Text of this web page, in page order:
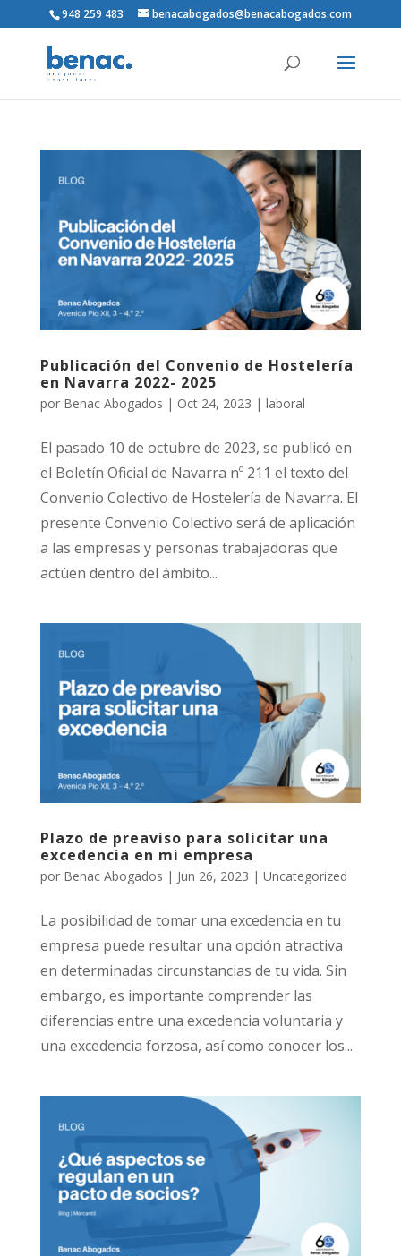
948 259 483 benacabogados@benacabogados.com
Publicación del Convenio de Hostelería
en Navarra 2022- 2025
por Benac Abogados | Oct 24, 2023 | laboral
El pasado 10 de octubre de 2023, se publicó en
el Boletín Oficial de Navarra nº 211 el texto del
Convenio Colectivo de Hostelería de Navarra. El
presente Convenio Colectivo será de aplicación
a las empresas y personas trabajadoras que
actúen dentro del ámbito...
Plazo de preaviso para solicitar una
excedencia en mi empresa
por Benac Abogados | Jun 26, 2023 | Uncategorized
La posibilidad de tomar una excedencia en tu
empresa puede resultar una opción atractiva
en determinadas circunstancias de tu vida. Sin
embargo, es importante comprender las
diferencias entre una excedencia voluntaria y
una excedencia forzosa, así como conocer los...